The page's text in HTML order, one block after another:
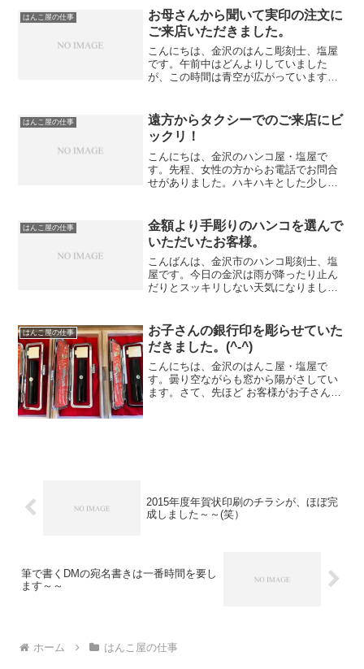
に、店を開けられない事はつらかったで
す・・・・ありがたい事に先日...
はんこ屋の仕事
お母さんから聞いて実印の注文に
ご来店いただきました。
こんにちは、金沢のはんこ彫刻士、塩屋
です。午前中はどんよりしていました
が、この時間は青空が広がっています。
なりました。お母さんから当店の事を聞
き柘の１０．５ミリ丸に名...
はんこ屋の仕事
遠方からタクシーでのご来店にビ
ックリ！
こんにちは、金沢のハンコ屋・塩屋で
す。先程、女性の方からお電話でお問合
せがありました。ハキハキとした少し関
事・・・・お住まいを金沢市内を確認し
てから 「車は店頭にヨコ...
はんこ屋の仕事
金額より手彫りのハンコを選んで
いただいたお客様。
こんばんは、金沢市のハンコ彫刻士、塩
屋です。今日の金沢は雨が降ったり止ん
だりとスッキリしない天気になりまし
た。素材は柘で寸法は15ミリ丸です。
当点のブログをご覧になっ...
はんこ屋の仕事
お子さんの銀行印を彫らせていた
だきました。(^-^)
こんにちは、金沢のはんこ屋・塩屋で
す。曇り空ながらも窓から陽がさしてい
ます。さて、先ほど お客様がお子さんと
2015年度年賀状印刷のチラシが、ほぼ完
成しました～～(笑）
筆で書くDMの宛名書きは一番時間を要し
ます～～
ホーム はんこ屋の仕事